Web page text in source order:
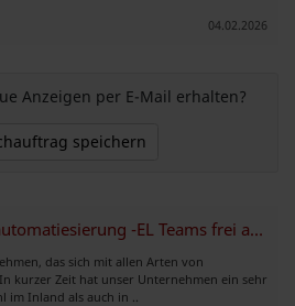
04.02.2026
Anzeigen per E-Mail erhalten?
speichern
Haus- oder Industrie/automatiesierung -EL Teams frei ab SOFORT
das sich mit allen Arten von
kurzer Zeit hat unser Unternehmen ein sehr
im Inland als auch in ..